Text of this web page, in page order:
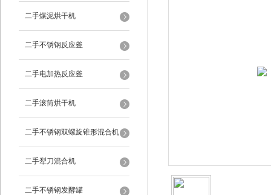
二手煤泥烘干机
二手不锈钢反应釜
二手电加热反应釜
二手滚筒烘干机
二手不锈钢双螺旋锥形混合机
二手犁刀混合机
二手不锈钢发酵罐